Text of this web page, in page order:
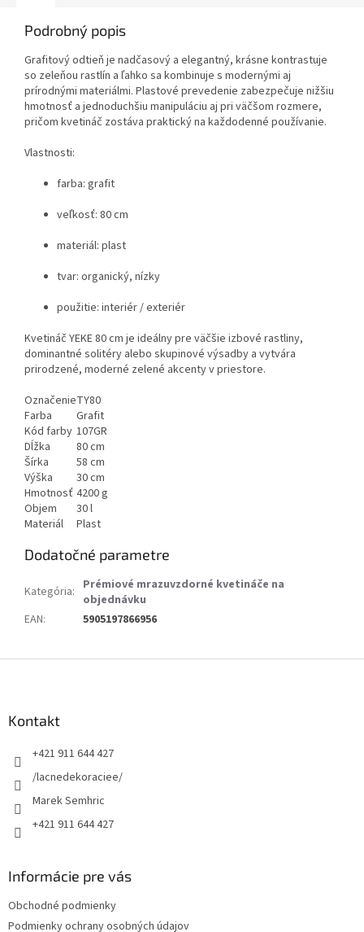
Podrobný popis
Grafitový odtieň je nadčasový a elegantný, krásne kontrastuje
so zeleňou rastlín a ľahko sa kombinuje s modernými aj
prírodnými materiálmi. Plastové prevedenie zabezpečuje nižšiu
hmotnosť a jednoduchšiu manipuláciu aj pri väčšom rozmere,
pričom kvetináč zostáva praktický na každodenné používanie.
Vlastnosti:
farba: grafit
veľkosť: 80 cm
materiál: plast
tvar: organický, nízky
použitie: interiér / exteriér
Kvetináč YEKE 80 cm je ideálny pre väčšie izbové rastliny,
dominantné solitéry alebo skupinové výsadby a vytvára
prirodzené, moderné zelené akcenty v priestore.
OznačenieTY80
Farba
Grafit
Kód farby 107GR
Dĺžka
80 cm
Šírka
58 cm
Výška
30 cm
Hmotnosť 4200 g
Objem
30 l
Materiál
Plast
Dodatočné parametre
Kategória: Prémiové mrazuvzdorné kvetináče na
objednávku
EAN: 5905197866956
Kontakt
+421 911 644 427
/lacnedekoraciee/
Marek Semhric
+421 911 644 427
Informácie pre vás
Obchodné podmienky
Podmienky ochrany osobných údajov